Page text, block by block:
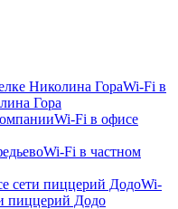
Wi-Fi в
Гора
Wi-Fi в офисе
Wi-Fi в частном
Wi-
пиццерий Додо